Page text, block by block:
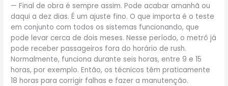
— Final de obra é sempre assim. Pode acabar amanhã ou
daqui a dez dias. É um ajuste fino. O que importa é o teste
em conjunto com todos os sistemas funcionando, que
pode levar cerca de dois meses. Nesse período, o metrô já
pode receber passageiros fora do horário de rush.
Normalmente, funciona durante seis horas, entre 9 e 15
horas, por exemplo. Então, os técnicos têm praticamente
18 horas para corrigir falhas e fazer a manutenção.